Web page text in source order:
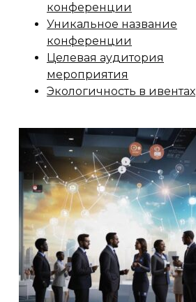
конференции
Уникальное название
конференции
Целевая аудитория
мероприятия
Экологичность в ивентах